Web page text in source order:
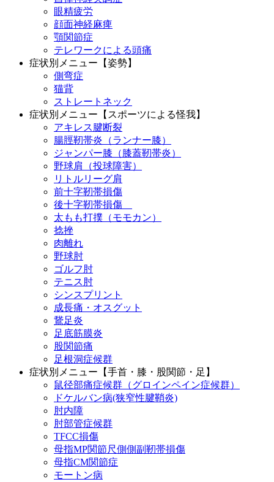
眼精疲労
顔面神経麻痺
顎関節症
テレワークによる頭痛
症状別メニュー【姿勢】
側弯症
猫背
ストレートネック
症状別メニュー【スポーツによる怪我】
アキレス腱断裂
腸脛靭帯炎（ランナー膝）
ジャンパー膝（膝蓋靭帯炎）
野球肩（投球障害）
リトルリーグ肩
前十字靭帯損傷
後十字靭帯損傷
太もも打撲（モモカン）
捻挫
肉離れ
野球肘
ゴルフ肘
テニス肘
シンスプリント
成長痛・オスグット
鵞足炎
足底筋膜炎
股関節痛
足根洞症候群
症状別メニュー【手首・膝・股関節・足】
鼠径部痛症候群（グロインペイン症候群）
ドケルバン病(狭窄性腱鞘炎)
肘内障
肘部管症候群
TFCC損傷
母指MP関節尺側側副靭帯損傷
母指CM関節症
モートン病